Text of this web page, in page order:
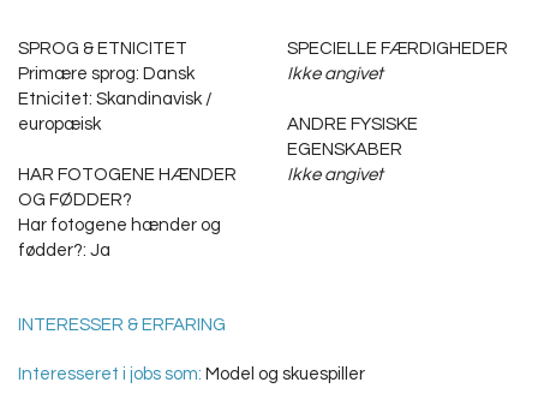
SPROG & ETNICITET
Primære sprog: Dansk
Etnicitet: Skandinavisk /
europæisk
HAR FOTOGENE HÆNDER
OG FØDDER?
Har fotogene hænder og
fødder?: Ja
SPECIELLE FÆRDIGHEDER
Ikke angivet
ANDRE FYSISKE
EGENSKABER
Ikke angivet
INTERESSER & ERFARING
Interesseret i jobs som: Model og skuespiller